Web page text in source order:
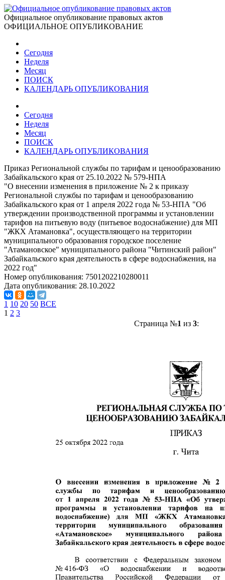
Официальное опубликование правовых актов
ОФИЦИАЛЬНОЕ ОПУБЛИКОВАНИЕ
Сегодня
Неделя
Месяц
ПОИСК
КАЛЕНДАРЬ ОПУБЛИКОВАНИЯ
Сегодня
Неделя
Месяц
ПОИСК
КАЛЕНДАРЬ ОПУБЛИКОВАНИЯ
Приказ Региональной службы по тарифам и ценообразованию
Забайкальского края от 25.10.2022 № 579-НПА
"О внесении изменения в приложение № 2 к приказу
Региональной службы по тарифам и ценообразованию
Забайкальского края от 1 апреля 2022 года № 53-НПА "Об
утверждении производственной программы и установлении
тарифов на питьевую воду (питьевое водоснабжение) для МП
"ЖКХ Атамановка", осуществляющего на территории
муниципального образования городское поселение
"Атамановское" муниципального района "Читинский район"
Забайкальского края деятельность в сфере водоснабжения, на
2022 год"
Номер опубликования: 7501202210280011
Дата опубликования: 28.10.2022
1 10 20 50 ВСЕ
1 2 3
Страница №1 из 3: